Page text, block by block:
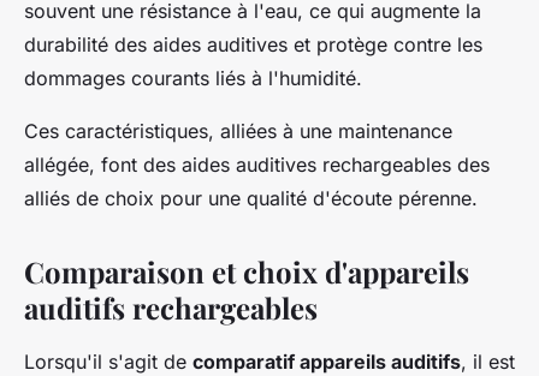
souvent une résistance à l'eau, ce qui augmente la
durabilité des aides auditives et protège contre les
dommages courants liés à l'humidité.
Ces caractéristiques, alliées à une maintenance
allégée, font des aides auditives rechargeables des
alliés de choix pour une qualité d'écoute pérenne.
Comparaison et choix d'appareils
auditifs rechargeables
Lorsqu'il s'agit de comparatif appareils auditifs, il est